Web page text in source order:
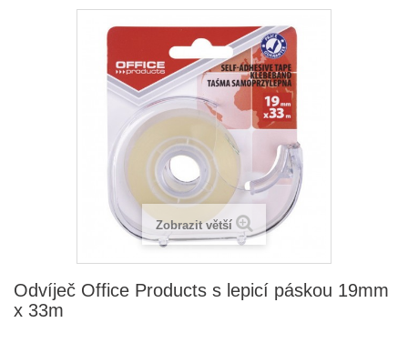
Zobrazit větší
Odvíječ Office Products s lepicí páskou 19mm
x 33m